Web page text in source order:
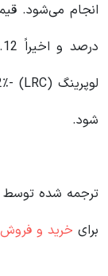
شود.
ترجمه شده توسط
برای خرید و فروش